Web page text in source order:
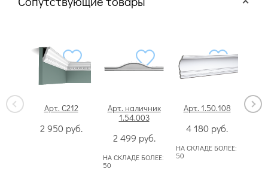
Арт. C212
2 950 руб.
Арт. наличник
1.54.003
2 499 руб.
НА СКЛАДЕ БОЛЕЕ:
50
Арт. 1.50.108
4 180 руб.
НА СКЛАДЕ БОЛЕЕ:
50